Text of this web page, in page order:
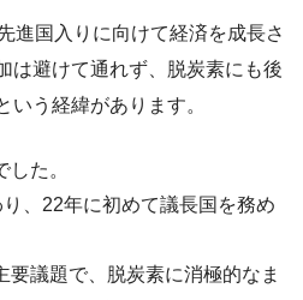
進国入りに向けて経済を成長さ
は避けて通れず、脱炭素にも後
いう経緯があります。
た。
、22年に初めて議長国を務め
要議題で、脱炭素に消極的なま